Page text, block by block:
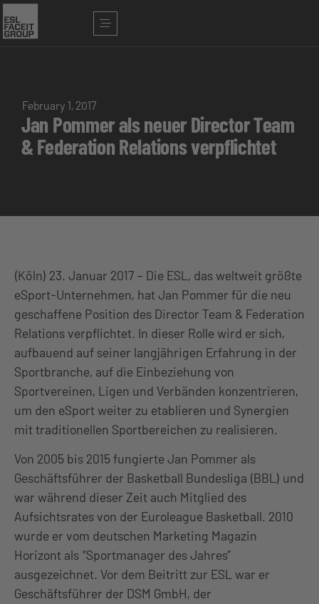
February 1, 2017
Jan Pommer als neuer Director Team
& Federation Relations verpflichtet
(Köln) 23. Januar 2017 – Die ESL, das weltweit größte
eSport-Unternehmen, hat Jan Pommer für die neu
geschaffene Position des Director Team & Federation
Relations verpflichtet. In dieser Rolle wird er sich,
aufbauend auf seiner langjährigen Erfahrung in der
Sportbranche, auf die Einbeziehung von
Sportvereinen, Ligen und Verbänden konzentrieren,
um den eSport weiter zu etablieren und Synergien
mit traditionellen Sportbereichen zu realisieren.
Von 2005 bis 2015 fungierte Jan Pommer als
Geschäftsführer der Basketball Bundesliga (BBL) und
war während dieser Zeit auch Mitglied des
Aufsichtsrates von der Euroleague Basketball. 2010
wurde er vom deutschen Marketing Magazin
Horizont als “Sportmanager des Jahres”
ausgezeichnet. Vor dem Beitritt zur ESL war er
Geschäftsführer der DSM GmbH, der